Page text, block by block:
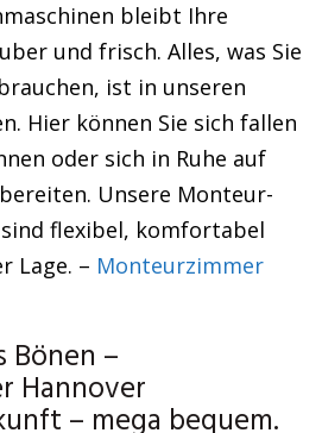
bleibt Ihre
und frisch. Alles, was Sie
ist in unseren
Hier können Sie sich fallen
oder sich in Ruhe auf
Unsere Monteur-
flexibel, komfortabel
Lage. – Monteurzimmer
Bönen –
Hannover
– mega bequem.